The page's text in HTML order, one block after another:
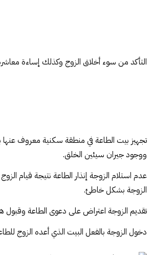
التأكد من سوء أخلاق الزوج وكذلك إساءة
تجهيز بيت الطاعة في منطقة سكنية معروف
ووجود جيران سيئين الخلق.
عدم استلام الزوجة إنذار الطاعة نتيجة قيام
الزوجة بشكل خاطئ.
تقديم الزوجة اعتراض على دعوى الطاعة وقبول
دخول الزوجة بالفعل البيت الذي أعده الزوج